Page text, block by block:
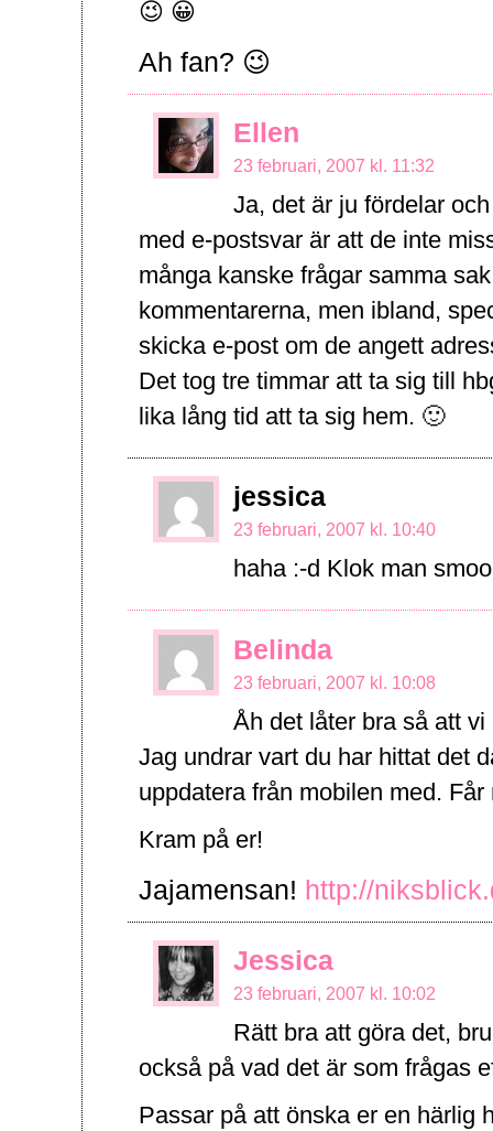
😉 😀
Ah fan? 😉
Ellen
23 februari, 2007 kl. 11:32
Ja, det är ju fördelar
med e-postsvar är att de inte
många kanske frågar samma
kommentarerna, men ibland,
skicka e-post om de angett
Det tog tre timmar att ta sig till
lika lång tid att ta sig hem. 🙂
jessica
23 februari, 2007 kl. 10:40
haha :-d Klok man
Belinda
23 februari, 2007 kl. 10:08
Åh det låter bra så att
Jag undrar vart du har hittat det
uppdatera från mobilen med.
Kram på er!
Jajamensan! http://
Jessica
23 februari, 2007 kl. 10:02
Rätt bra att göra det,
också på vad det är som frågas
Passar på att önska er en härlig